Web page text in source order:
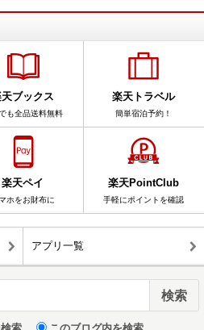
ブックス
も全品送料無料
楽天トラベル
簡単宿泊予約！
楽天ペイ
ホをお財布に
楽天PointClub
手軽にポイントを確認
アプリ一覧